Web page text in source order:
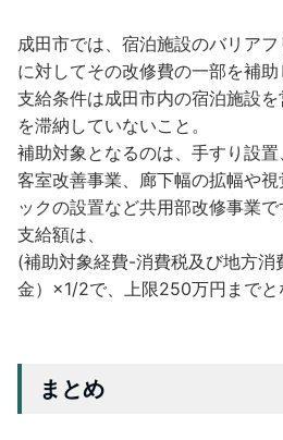
成田市では、宿泊施設のバリア
に対してその改修費の一部を補助
支給条件は成田市内の宿泊施設
を滞納していないこと。
補助対象となるのは、手すり設
客室改善事業、廊下幅の拡幅や
ックの設置など共用部改修事業で
支給額は、
(補助対象経費-消費税及び地方消
金）×1/2で、上限250万円までと
まとめ